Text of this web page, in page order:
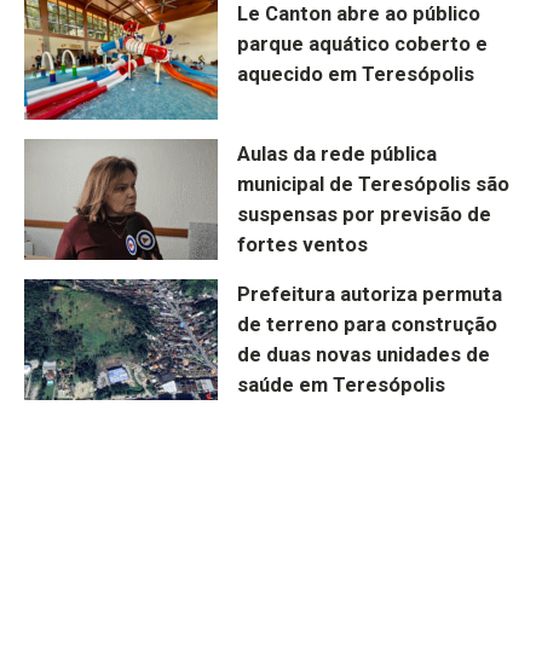
Le Canton abre ao público
parque aquático coberto e
aquecido em Teresópolis
Aulas da rede pública
municipal de Teresópolis são
suspensas por previsão de
fortes ventos
Prefeitura autoriza permuta
de terreno para construção
de duas novas unidades de
saúde em Teresópolis